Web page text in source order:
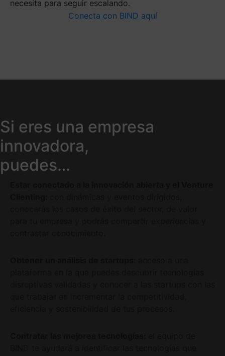
necesita para seguir escalando.
Conecta con BIND aquí
Si eres una empresa
innovadora,
puedes…